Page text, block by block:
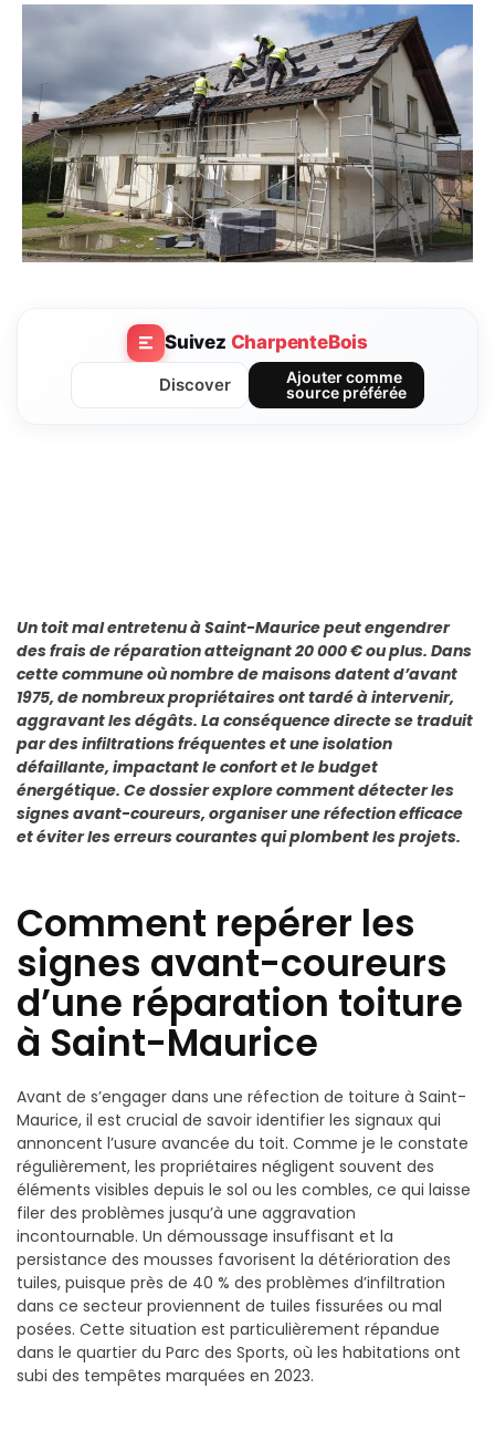
Suivez CharpenteBois
Discover
Ajouter comme
source préférée
Un toit mal entretenu à Saint-Maurice peut engendrer
des frais de réparation atteignant 20 000 € ou plus. Dans
cette commune où nombre de maisons datent d’avant
1975, de nombreux propriétaires ont tardé à intervenir,
aggravant les dégâts. La conséquence directe se traduit
par des infiltrations fréquentes et une isolation
défaillante, impactant le confort et le budget
énergétique. Ce dossier explore comment détecter les
signes avant-coureurs, organiser une réfection efficace
et éviter les erreurs courantes qui plombent les projets.
Comment repérer les
signes avant-coureurs
d’une réparation toiture
à Saint-Maurice
Avant de s’engager dans une réfection de toiture à Saint-
Maurice, il est crucial de savoir identifier les signaux qui
annoncent l’usure avancée du toit. Comme je le constate
régulièrement, les propriétaires négligent souvent des
éléments visibles depuis le sol ou les combles, ce qui laisse
filer des problèmes jusqu’à une aggravation
incontournable. Un démoussage insuffisant et la
persistance des mousses favorisent la détérioration des
tuiles, puisque près de 40 % des problèmes d’infiltration
dans ce secteur proviennent de tuiles fissurées ou mal
posées. Cette situation est particulièrement répandue
dans le quartier du Parc des Sports, où les habitations ont
subi des tempêtes marquées en 2023.